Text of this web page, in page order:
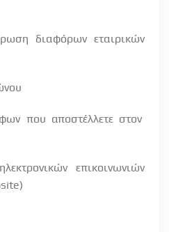
διαφόρων εταιρικών
που αποστέλλετε στον
ηλεκτρονικών
επικοινωνιών
)